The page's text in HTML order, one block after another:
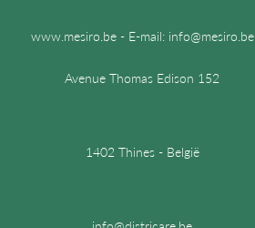
www.mesiro.be -E-mail: info@mesiro.be
Avenue Thomas Edison 152
1402 Thines - België